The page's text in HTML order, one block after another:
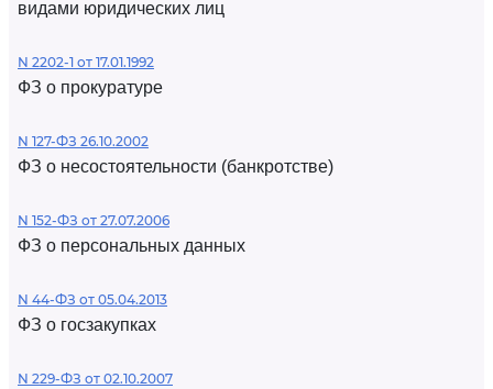
видами юридических лиц
N 2202-1 от 17.01.1992
ФЗ о прокуратуре
N 127-ФЗ 26.10.2002
ФЗ о несостоятельности (банкротстве)
N 152-ФЗ от 27.07.2006
ФЗ о персональных данных
N 44-ФЗ от 05.04.2013
ФЗ о госзакупках
N 229-ФЗ от 02.10.2007